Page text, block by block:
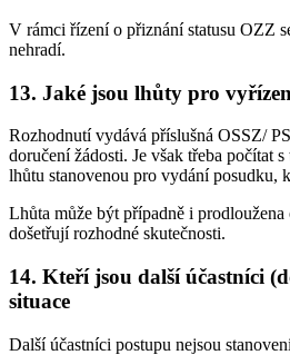
V rámci řízení o přiznání statusu OZZ
nehradí.
13. Jaké jsou lhůty pro
Rozhodnutí vydává příslušná OSSZ/
doručení žádosti. Je však třeba počítat
lhůtu stanovenou pro vydání posudku,
Lhůta může být případně i prodloužena
došetřují rozhodné skutečnosti.
14. Kteří jsou další účastníci
situace
Další účastníci postupu nejsou